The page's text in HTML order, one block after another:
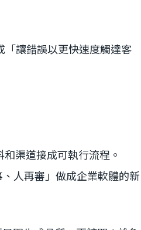
「讓錯誤以更快速度觸達客
渠道接成可執行流程。
人再審」做成企業軟體的新